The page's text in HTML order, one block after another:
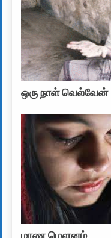
ஒரு நாள் வெல்வேன்